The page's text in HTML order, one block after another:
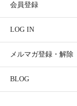
会員登録
LOG IN
メルマガ登録・解除
BLOG